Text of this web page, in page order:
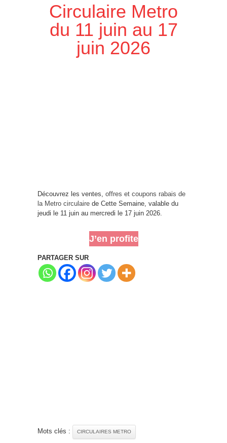
Circulaire Metro
du 11 juin au 17
juin 2026
Découvrez les ventes, offres et coupons rabais de
la Metro circulaire de Cette Semaine, valable du
jeudi le 11 juin au mercredi le 17 juin 2026.
J’en profite
PARTAGER SUR
Mots clés : CIRCULAIRES METRO